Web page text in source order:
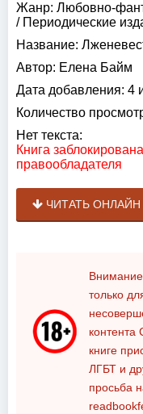
Жанр: Любовно-
/ Периодические
Название:
Автор: Елена Байм
Дата добавления: 4
Количество
Нет текста:
Книга
правообладателя
ЧИТАТЬ ОНЛАЙН
только
контента
книге
ЛГБТ и
просьба